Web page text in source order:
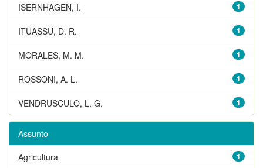
1
ISERNHAGEN, I.
1
ITUASSU, D. R.
1
MORALES, M. M.
1
ROSSONI, A. L.
1
VENDRUSCULO, L. G.
Assunto
1
Agricultura